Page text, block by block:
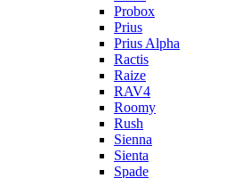
Probox
Prius
Prius Alpha
Ractis
Raize
RAV4
Roomy
Rush
Sienna
Sienta
Spade